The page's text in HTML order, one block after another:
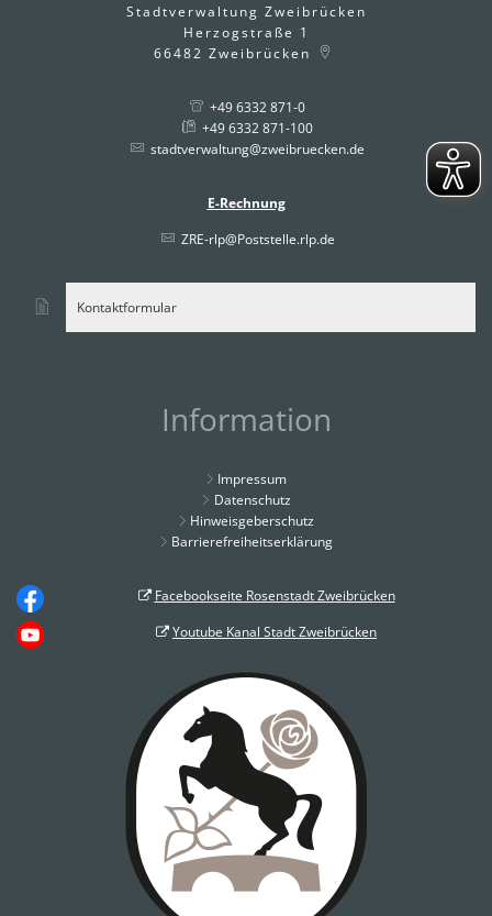
Stadtverwaltung Zweibrücken
Herzogstraße 1
66482 Zweibrücken
+49 6332 871-0
+49 6332 871-100
stadtverwaltung@zweibruecken.de
E-Rechnung
ZRE-rlp@Poststelle.rlp.de
Kontaktformular
Information
Impressum
Datenschutz
Hinweisgeberschutz
Barrierefreiheitserklärung
Facebookseite Rosenstadt Zweibrücken
Youtube Kanal Stadt Zweibrücken